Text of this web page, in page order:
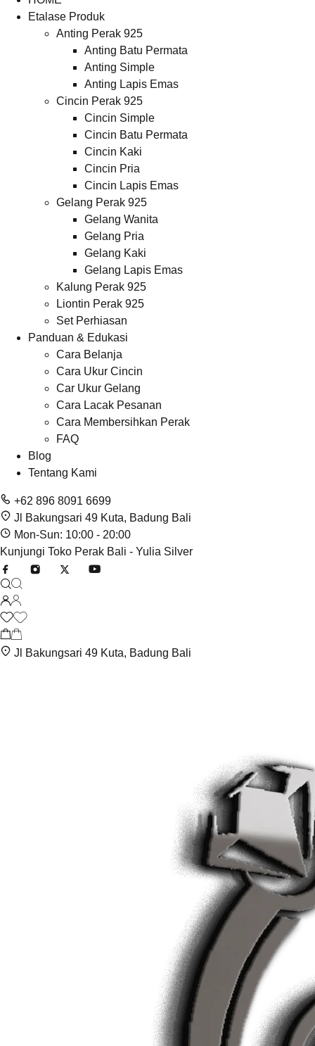
Etalase Produk
Anting Perak 925
Anting Batu Permata
Anting Simple
Anting Lapis Emas
Cincin Perak 925
Cincin Simple
Cincin Batu Permata
Cincin Kaki
Cincin Pria
Cincin Lapis Emas
Gelang Perak 925
Gelang Wanita
Gelang Pria
Gelang Kaki
Gelang Lapis Emas
Kalung Perak 925
Liontin Perak 925
Set Perhiasan
Panduan & Edukasi
Cara Belanja
Cara Ukur Cincin
Car Ukur Gelang
Cara Lacak Pesanan
Cara Membersihkan Perak
FAQ
Blog
Tentang Kami
+62 896 8091 6699
Jl Bakungsari 49 Kuta, Badung Bali
Mon-Sun: 10:00 - 20:00
Kunjungi Toko Perak Bali - Yulia Silver
Jl Bakungsari 49 Kuta, Badung Bali